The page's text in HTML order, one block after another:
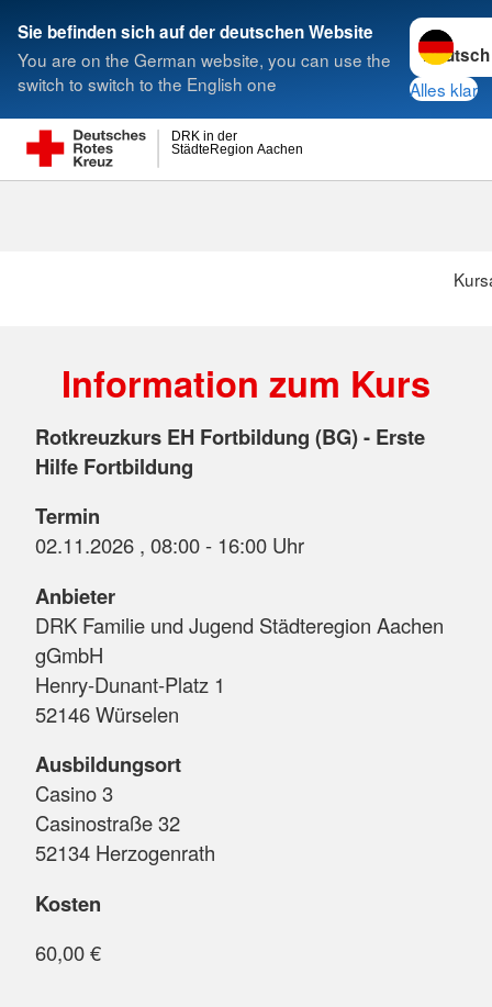
Sie befinden sich auf der deutschen Website
You are on the German website, you can use the
switch to switch to the English one
Sprache
Alles klar
StädteRegion Aachen
DRK in der
Suche
Information zum Kurs
Rotkreuzkurs EH Fortbildung (BG) - Erste
Hilfe Fortbildung
Termin
02.11.2026 , 08:00 - 16:00 Uhr
Anbieter
DRK Familie und Jugend Städteregion Aachen
gGmbH
Henry-Dunant-Platz 1
52146 Würselen
Ausbildungsort
Casino 3
Casinostraße 32
52134 Herzogenrath
Kosten
60,00 €